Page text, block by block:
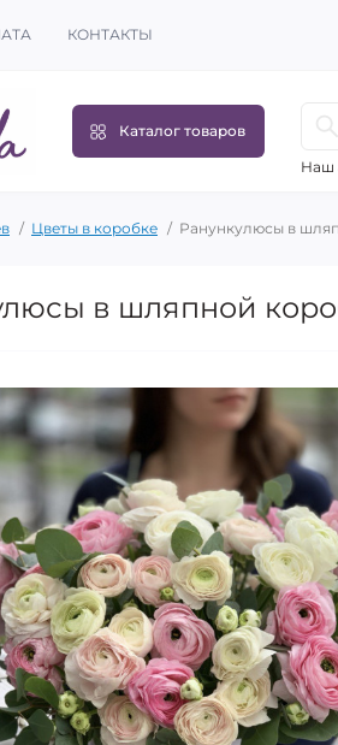
КОНТАКТЫ
Каталог товаров
Наш
Цветы в коробке Ранункулюсы в
в шляпной